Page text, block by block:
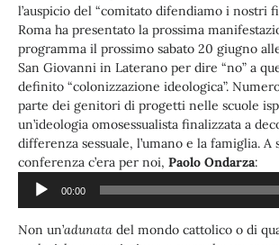
l’auspicio del “comitato difendiamo i nostri
Roma ha presentato la prossima
programma il prossimo sabato 20 giugno
San Giovanni in Laterano per dire “no” a
definito “colonizzazione ideologica”.
parte dei genitori di progetti nelle scuole
un’ideologia omosessualista finalizzata a
differenza sessuale, l’umano e la famiglia. A
conferenza c’era per noi, Paolo Ondarza:
00:00
Non un’adunata del mondo cattolico o di